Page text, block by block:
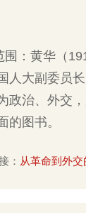
围：黄华（
人大副委员
政治、外交
的图书。
： 从革命到外